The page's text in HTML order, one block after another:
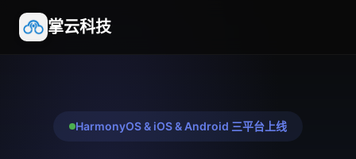
掌云科技
HarmonyOS & iOS & Android 三平台上线